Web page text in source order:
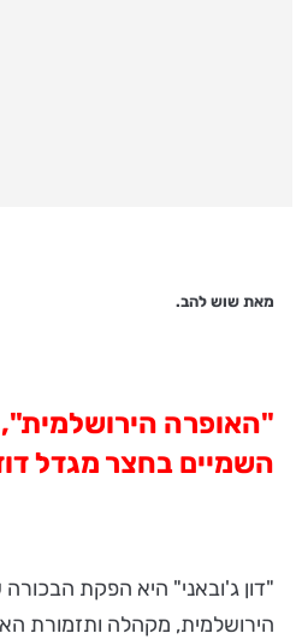
מאת שוש להב.
"האופרה הירושלמית",
השמיים בחצר מגדל
"דון ג'ובאני" היא הפקת
הירושלמית, מקהלה ותזמורת